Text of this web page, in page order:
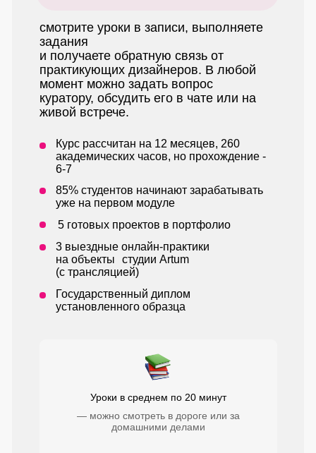
смотрите уроки в записи, выполняете
задания
и получаете обратную связь от
практикующих дизайнеров. В любой
момент можно задать вопрос
куратору, обсудить его в чате или на
живой встрече.
Курс рассчитан на 12 месяцев, 260
академических часов, но прохождение -
6-7
85% студентов начинают зарабатывать
уже на первом модуле
5 готовых проектов в портфолио
3 выездные онлайн-практики
на объекты студии Artum
(с трансляцией)
Государственный диплом
установленного образца
Уроки в среднем по 20 минут
— можно смотреть в дороге или за
домашними делами